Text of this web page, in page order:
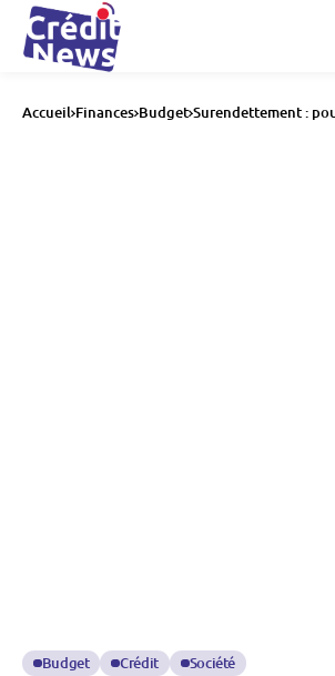
Accueil Finances Budget Surendettement :
sont ils tant exposés ?
Budget Crédit Société